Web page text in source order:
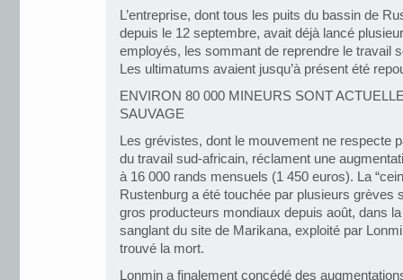
L’entreprise, dont tous les puits du bassin de
depuis le 12 septembre, avait déjà lancé
employés, les sommant de reprendre le travail
Les ultimatums avaient jusqu’à présent été
ENVIRON 80 000 MINEURS SONT
SAUVAGE
Les grévistes, dont le mouvement ne respecte
du travail sud-africain, réclament une
à 16 000 rands mensuels (1 450 euros). La
Rustenburg a été touchée par plusieurs grèves
gros producteurs mondiaux depuis août, dans
sanglant du site de Marikana, exploité par
trouvé la mort.
Lonmin a finalement concédé des